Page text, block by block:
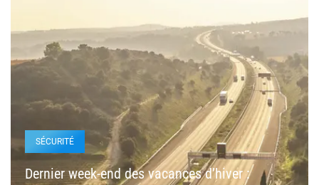
SÉCURITÉ
Dernier week-end des vacances d’hiver :